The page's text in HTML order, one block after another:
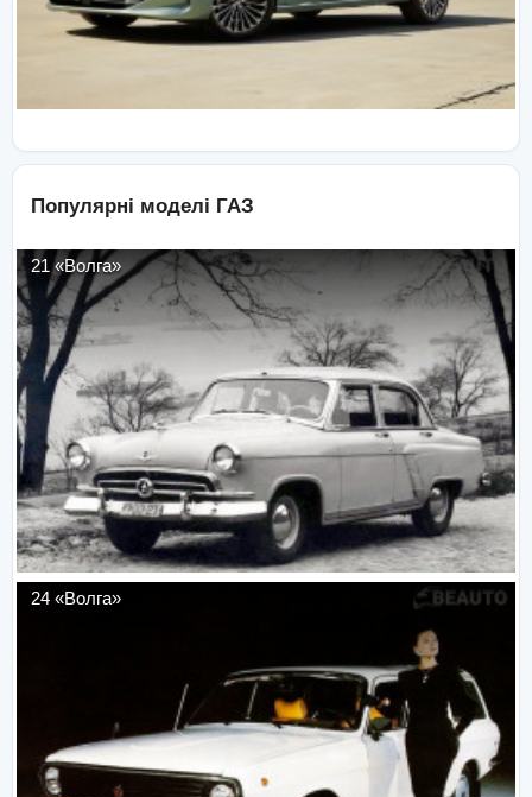
Популярні моделі ГАЗ
21 «Волга»
24 «Волга»